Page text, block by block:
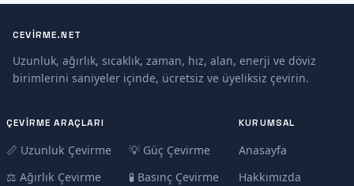
CEVIRME.NET
Uzunluk, ağırlık, sıcaklık, zaman, hız, alan, enerji ve döviz
birimlerini saniyeler içinde, ücretsiz ve üyeliksiz çevirin.
ÇEVIRME ARAÇLARI
📏 Uzunluk Çevirme
⚖️ Ağırlık Çevirme
💡 Güç Çevirme
🧪 Basınç Çevirme
KURUMSAL
Anasayfa
Hakkımızda